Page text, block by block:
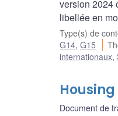
version 2024
libellée en
Type(s) de
G14, G15
internationaux,
Document de